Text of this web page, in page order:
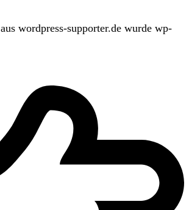
aus wordpress-supporter.de wurde wp-